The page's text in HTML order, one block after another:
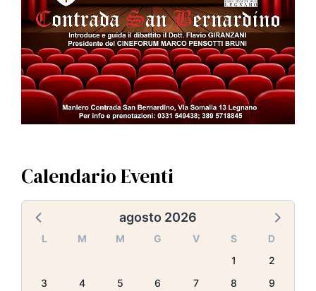
Calendario Eventi
agosto 2026
L M M G V S
D
1
2
3
4 5 6 7 8
9